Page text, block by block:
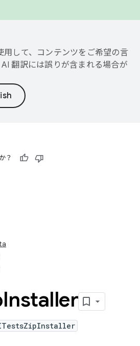
して、コンテンツをご希望の言
翻訳には誤りが含まれる場合が
？
Installer